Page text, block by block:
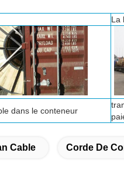
La
dans le conteneur
Cable Corde De